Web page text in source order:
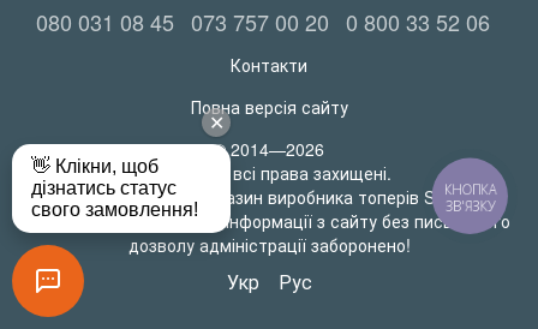
080 031 08 45 073 757 00 20 0 800 33 52 06
Контакти
Повна версія сайту
© 2014—2026
MatrasRoll всі права захищені.
Офіційний інтернет-магазин виробника топерів SleepTech
Будь-яке використання інформації з сайту без письмового
дозволу адміністрації заборонено!
Укр Рус
КНОПКА
ЗВ'ЯЗКУ